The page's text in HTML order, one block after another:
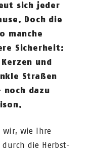
sich jeder
Doch die
manche
Sicherheit:
und
Straßen
noch dazu
wir, wie Ihre
die Herbst-